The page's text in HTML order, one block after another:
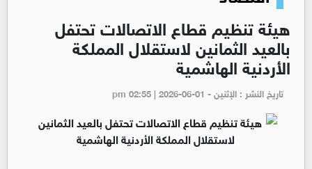
هيئة تنظيم قطاع الاتصالات تحتفل
بالعيد الثمانين لاستقلال المملكة
الأردنية الهاشمية
تاريخ النشر : الإثنين - pm 02:55 | 2026-06-01